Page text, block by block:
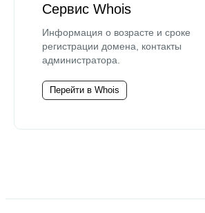
Сервис Whois
Информация о возрасте и сроке
регистрации домена, контакты
администратора.
Перейти в Whois